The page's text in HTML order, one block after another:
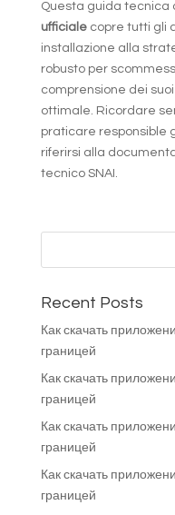
Questa guida tecnica
ufficialecopre tutti gli
installazione alla
robusto per
comprensione dei
ottimale. Ricordare
praticare responsible
riferirsi alla
tecnico SNAI.
Recent Posts
Как скачать
границей
Как скачать
границей
Как скачать
границей
Как скачать
границей